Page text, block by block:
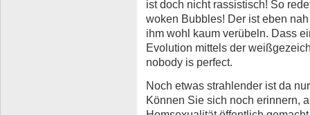
ist doch nicht rassistisch! So
woken Bubbles! Der ist eben
ihm wohl kaum verübeln. Dass
Evolution mittels der
nobody is perfect.
Noch etwas strahlender ist da
Können Sie sich noch erinnern,